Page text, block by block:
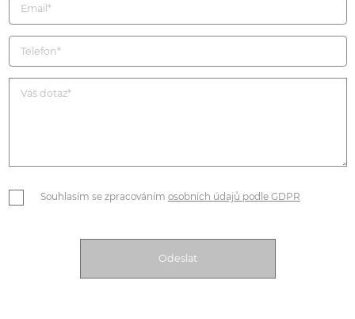
Souhlasím se zpracováním osobních údajů podle GDPR